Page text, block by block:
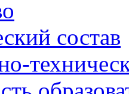
состав